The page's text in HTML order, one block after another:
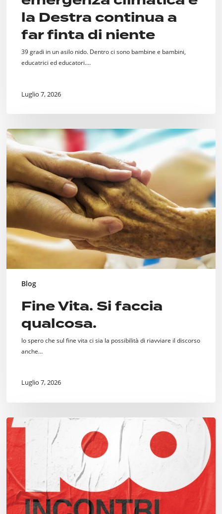
la Destra continua a
far finta di niente
39 gradi in un asilo nido. Dentro ci sono bambine e bambini,
educatrici ed educatori.…
Luglio 7, 2026
Blog
Fine
Vita.
Si
faccia
qualcosa.
Fine Vita. Si faccia
qualcosa.
Io spero che sul fine vita ci sia la possibilità di riavviare il discorso
anche…
Luglio 7, 2026
Cento
per
dal
“Welcome
Center”
alle
ceramiche